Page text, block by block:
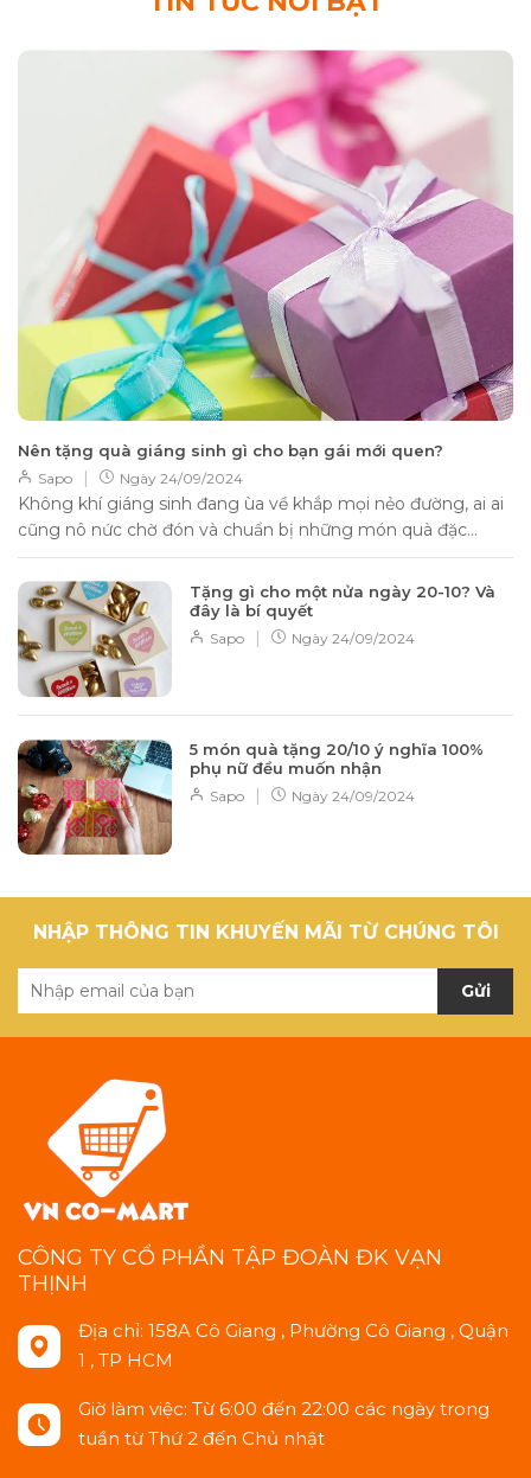
Nên tặng quà giáng sinh gì cho bạn gái mới quen?
Sapo | Ngày 24/09/2024
Không khí giáng sinh đang ùa về khắp mọi nẻo đường, ai ai
cũng nô nức chờ đón và chuẩn bị những món quà đặc...
Tặng gì cho một nửa ngày 20-10? Và
đây là bí quyết
Sapo | Ngày 24/09/2024
5 món quà tặng 20/10 ý nghĩa 100%
phụ nữ đều muốn nhận
Sapo | Ngày 24/09/2024
NHẬP THÔNG TIN KHUYẾN MÃI TỪ CHÚNG TÔI
Gửi
CÔNG TY CỔ PHẦN TẬP ĐOÀN ĐK VẠN
THỊNH
Địa chỉ: 158A Cô Giang , Phường Cô Giang , Quận
1 , TP HCM
Giờ làm việc: Từ 6:00 đến 22:00 các ngày trong
tuần từ Thứ 2 đến Chủ nhật